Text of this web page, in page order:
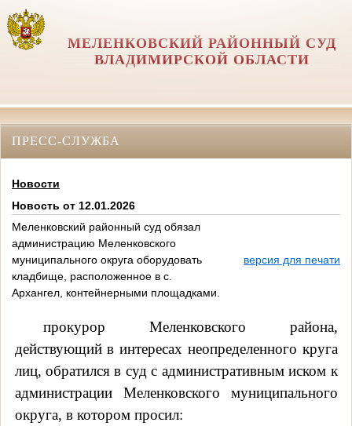
МЕЛЕНКОВСКИЙ РАЙОННЫЙ СУД
ВЛАДИМИРСКОЙ ОБЛАСТИ
ПРЕСС-СЛУЖБА
Новости
Новость от 12.01.2026
Меленковский районный суд обязал
администрацию Меленковского
муниципального округа оборудовать
кладбище, расположенное в с.
Архангел, контейнерными площадками.
версия для печати
прокурор Меленковского района,
действующий в интересах неопределенного круга
лиц, обратился в суд с административным иском к
администрации Меленковского муниципального
округа, в котором просил: